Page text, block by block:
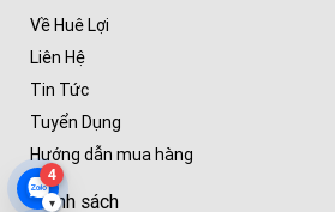
4
▾
Về Huê Lợi
Liên Hệ
Tin Tức
Tuyển Dụng
Hướng dẫn mua hàng
Chính sách